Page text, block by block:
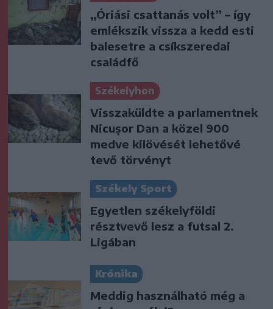
„Óriási csattanás volt” – így
emlékszik vissza a kedd esti
balesetre a csíkszeredai
családfő
Székelyhon
Visszaküldte a parlamentnek
Nicușor Dan a közel 900
medve kilövését lehetővé
tevő törvényt
Székely Sport
Egyetlen székelyföldi
résztvevő lesz a futsal 2.
Ligában
Krónika
Meddig használható még a